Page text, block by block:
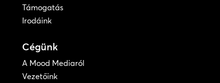
Támogatás
Irodáink
Cégünk
A Mood Mediaról
Vezetőink